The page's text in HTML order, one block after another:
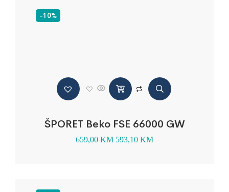
-10%
ŠPORET Beko FSE 66000 GW
659,00KM 593,10 KM